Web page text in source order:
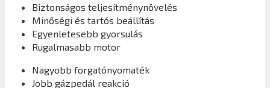
Biztonságos teljesítménynövelés
Minőségi és tartós beállítás
Egyenletesebb gyorsulás
Rugalmasabb motor
Nagyobb forgatónyomaték
Jobb gázpedál reakció